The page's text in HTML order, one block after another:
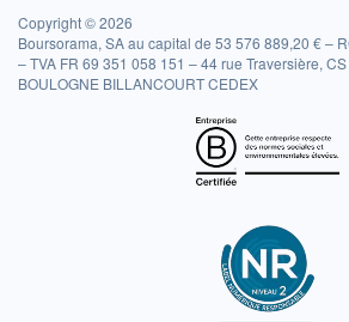
Copyright © 2026
Boursorama, SA au capital de 53 576 889,20 € –
– TVA FR 69 351 058 151 – 44 rue Traversière,
BOULOGNE BILLANCOURT CEDEX